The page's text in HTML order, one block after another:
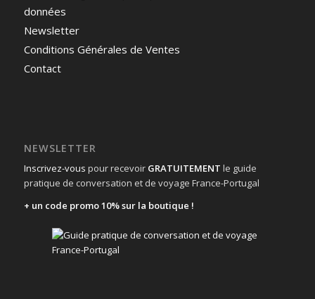
données
Newsletter
Conditions Générales de Ventes
Contact
NEWSLETTER
Inscrivez-vous pour recevoir GRATUITEMENT le guide
pratique de conversation et de voyage France-Portugal
+ un code promo 10% sur la boutique !